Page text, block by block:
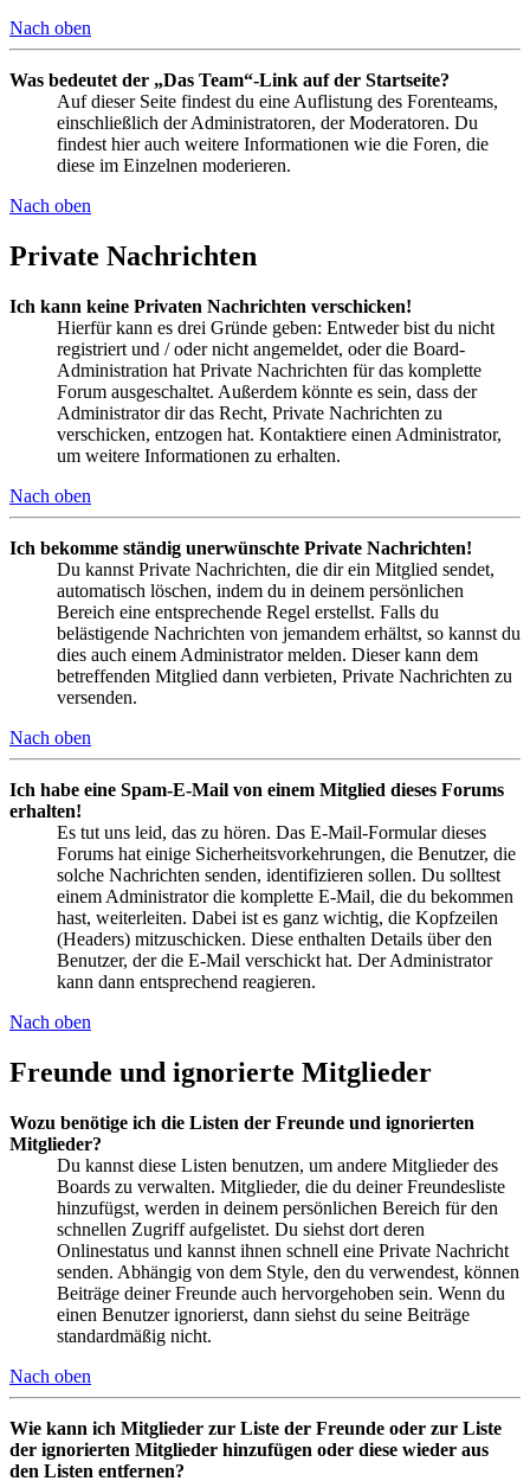
Nach oben
Was bedeutet der „Das Team“-Link auf der Startseite?
Auf dieser Seite findest du eine Auflistung des Forenteams,
einschließlich der Administratoren, der Moderatoren. Du
findest hier auch weitere Informationen wie die Foren, die
diese im Einzelnen moderieren.
Nach oben
Private Nachrichten
Ich kann keine Privaten Nachrichten verschicken!
Hierfür kann es drei Gründe geben: Entweder bist du nicht
registriert und / oder nicht angemeldet, oder die Board-
Administration hat Private Nachrichten für das komplette
Forum ausgeschaltet. Außerdem könnte es sein, dass der
Administrator dir das Recht, Private Nachrichten zu
verschicken, entzogen hat. Kontaktiere einen Administrator,
um weitere Informationen zu erhalten.
Nach oben
Ich bekomme ständig unerwünschte Private Nachrichten!
Du kannst Private Nachrichten, die dir ein Mitglied sendet,
automatisch löschen, indem du in deinem persönlichen
Bereich eine entsprechende Regel erstellst. Falls du
belästigende Nachrichten von jemandem erhältst, so kannst du
dies auch einem Administrator melden. Dieser kann dem
betreffenden Mitglied dann verbieten, Private Nachrichten zu
versenden.
Nach oben
Ich habe eine Spam-E-Mail von einem Mitglied dieses Forums
erhalten!
Es tut uns leid, das zu hören. Das E-Mail-Formular dieses
Forums hat einige Sicherheitsvorkehrungen, die Benutzer, die
solche Nachrichten senden, identifizieren sollen. Du solltest
einem Administrator die komplette E-Mail, die du bekommen
hast, weiterleiten. Dabei ist es ganz wichtig, die Kopfzeilen
(Headers) mitzuschicken. Diese enthalten Details über den
Benutzer, der die E-Mail verschickt hat. Der Administrator
kann dann entsprechend reagieren.
Nach oben
Freunde und ignorierte Mitglieder
Wozu benötige ich die Listen der Freunde und ignorierten
Mitglieder?
Du kannst diese Listen benutzen, um andere Mitglieder des
Boards zu verwalten. Mitglieder, die du deiner Freundesliste
hinzufügst, werden in deinem persönlichen Bereich für den
schnellen Zugriff aufgelistet. Du siehst dort deren
Onlinestatus und kannst ihnen schnell eine Private Nachricht
senden. Abhängig von dem Style, den du verwendest, können
Beiträge deiner Freunde auch hervorgehoben sein. Wenn du
einen Benutzer ignorierst, dann siehst du seine Beiträge
standardmäßig nicht.
Nach oben
Wie kann ich Mitglieder zur Liste der Freunde oder zur Liste
der ignorierten Mitglieder hinzufügen oder diese wieder aus
den Listen entfernen?